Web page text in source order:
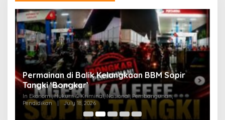
Permainan di Balik Kelangkaan BBM Sopir
Tangki ‘Bongkar’
In Ekonomi, Hukum & Kriminal, Nasional, Pembangunan,
Pendidikan
July 18, 2026